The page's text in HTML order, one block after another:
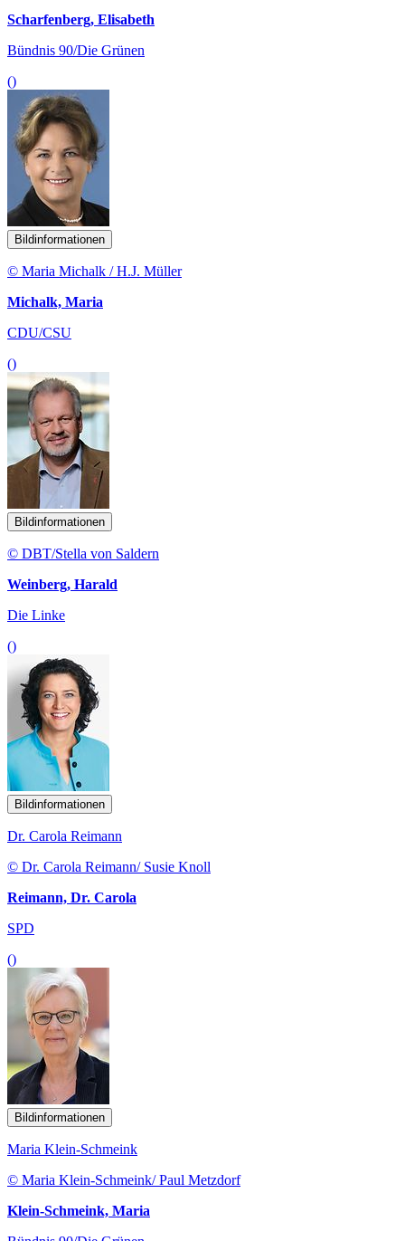
Scharfenberg, Elisabeth
Bündnis 90/Die Grünen
()
Bildinformationen
© Maria Michalk / H.J. Müller
Michalk, Maria
CDU/CSU
()
Bildinformationen
© DBT/Stella von Saldern
Weinberg, Harald
Die Linke
()
Bildinformationen
Dr. Carola Reimann
© Dr. Carola Reimann/ Susie Knoll
Reimann, Dr. Carola
SPD
()
Bildinformationen
Maria Klein-Schmeink
© Maria Klein-Schmeink/ Paul Metzdorf
Klein-Schmeink, Maria